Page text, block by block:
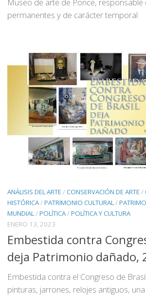
permanentes y de carácter temporal
ANÁLISIS DEL ARTE /CONSERVACIÓN DE ARTE /
HISTÓRICA/PATRIMONIO CULTURAL/
MUNDIAL/POLÍTICA/POLÍTICA Y CULTURA
ENERO 13, 2023
Embestida contra
deja Patrimonio dañado,
Embestida contra el Congreso de
pinturas, jarrones, relojes antiguos,